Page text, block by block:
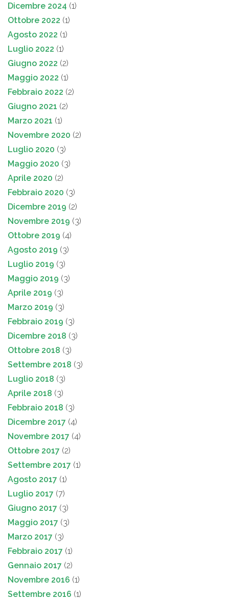
Dicembre 2024 (1)
Ottobre 2022 (1)
Agosto 2022 (1)
Luglio 2022 (1)
Giugno 2022 (2)
Maggio 2022 (1)
Febbraio 2022 (2)
Giugno 2021 (2)
Marzo 2021 (1)
Novembre 2020 (2)
Luglio 2020 (3)
Maggio 2020 (3)
Aprile 2020 (2)
Febbraio 2020 (3)
Dicembre 2019 (2)
Novembre 2019 (3)
Ottobre 2019 (4)
Agosto 2019 (3)
Luglio 2019 (3)
Maggio 2019 (3)
Aprile 2019 (3)
Marzo 2019 (3)
Febbraio 2019 (3)
Dicembre 2018 (3)
Ottobre 2018 (3)
Settembre 2018 (3)
Luglio 2018 (3)
Aprile 2018 (3)
Febbraio 2018 (3)
Dicembre 2017 (4)
Novembre 2017 (4)
Ottobre 2017 (2)
Settembre 2017 (1)
Agosto 2017 (1)
Luglio 2017 (7)
Giugno 2017 (3)
Maggio 2017 (3)
Marzo 2017 (3)
Febbraio 2017 (1)
Gennaio 2017 (2)
Novembre 2016 (1)
Settembre 2016 (1)